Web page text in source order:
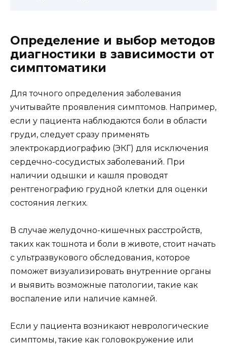
Определение и выбор методов
диагностики в зависимости от
симптоматики
Для точного определения заболевания
учитывайте проявления симптомов. Например,
если у пациента наблюдаются боли в области
груди, следует сразу применять
электрокардиографию (ЭКГ) для исключения
сердечно-сосудистых заболеваний. При
наличии одышки и кашля проводят
рентгенографию грудной клетки для оценки
состояния легких.
В случае желудочно-кишечных расстройств,
таких как тошнота и боли в животе, стоит начать
с ультразвукового обследования, которое
поможет визуализировать внутренние органы
и выявить возможные патологии, такие как
воспаление или наличие камней.
Если у пациента возникают неврологические
симптомы, такие как головокружение или